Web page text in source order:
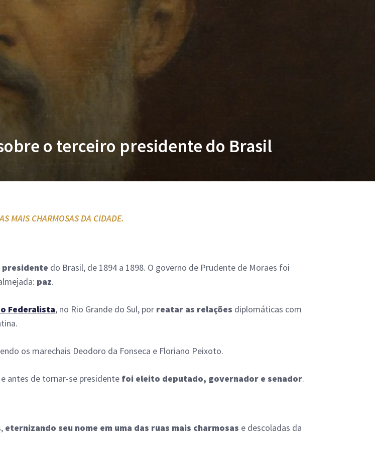
o terceiro presidente do Brasil
MAIS CHARMOSAS DA CIDADE.
presidente do Brasil, de 1894 a 1898. O governo de Prudente de Moraes foi
paz.
Federalista, no Rio Grande do Sul, por reatar as relações diplomáticas com
os marechais Deodoro da Fonseca e Floriano Peixoto.
antes de tornar-se presidente foi eleito deputado, governador e senador.
eternizando seu nome em uma das ruas mais charmosas e descoladas da